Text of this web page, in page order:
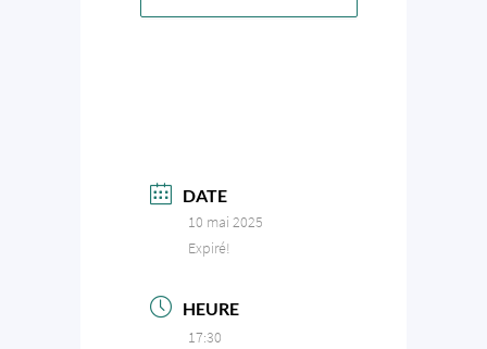
DATE
10 mai 2025
Expiré!
HEURE
17:30